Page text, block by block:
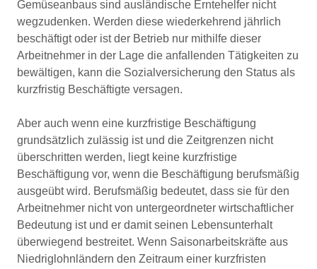
Gemüseanbaus sind ausländische Erntehelfer nicht
wegzudenken. Werden diese wiederkehrend jährlich
beschäftigt oder ist der Betrieb nur mithilfe dieser
Arbeitnehmer in der Lage die anfallenden Tätigkeiten zu
bewältigen, kann die Sozialversicherung den Status als
kurzfristig Beschäftigte versagen.
Aber auch wenn eine kurzfristige Beschäftigung
grundsätzlich zulässig ist und die Zeitgrenzen nicht
überschritten werden, liegt keine kurzfristige
Beschäftigung vor, wenn die Beschäftigung berufsmäßig
ausgeübt wird. Berufsmäßig bedeutet, dass sie für den
Arbeitnehmer nicht von untergeordneter wirtschaftlicher
Bedeutung ist und er damit seinen Lebensunterhalt
überwiegend bestreitet. Wenn Saisonarbeitskräfte aus
Niedriglohnländern den Zeitraum einer kurzfristen